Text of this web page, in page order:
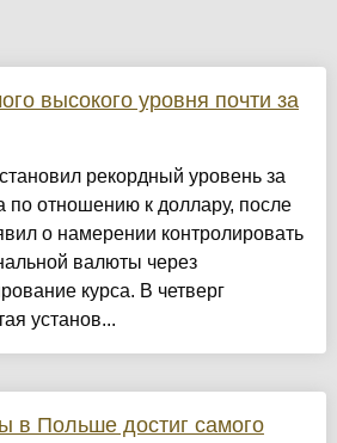
высокого уровня почти за
рекордный уровень за
по отношению к доллару, после
о намерении контролировать
валюты через
курса. В четверг
установ...
в Польше достиг самого